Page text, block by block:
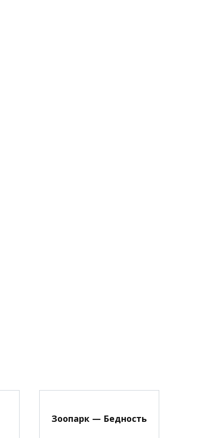
Зоопарк — Бедность